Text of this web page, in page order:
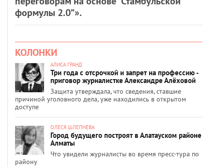
формулы 2.0”».
КОЛОНКИ
АЛИСА ГРАНД
Три года с отсрочкой и запрет на профессию -
приговор журналистке Александре Алёховой
Защита утверждала, что сведения, ставшие
причиной уголовного дела, уже находились в открытом
доступе
ОЛЕСЯ ШЛЕПНЕВА
Город будущего построят в Алатауском районе
Алматы
Что увидели журналисты во время пресс-тура по
району